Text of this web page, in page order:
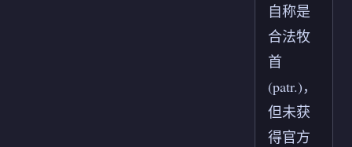
自称是
合法牧
首
(patr.)，
但未获
得官方